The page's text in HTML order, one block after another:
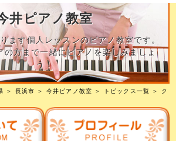
井ピアノ教室
ます個人レッスンのピアノ教室です。
の方まで一緒にピアノを楽しみましょ
う！
＞ 長浜市 ＞ 今井ピアノ教室 ＞ トピックス一覧
＞ ク